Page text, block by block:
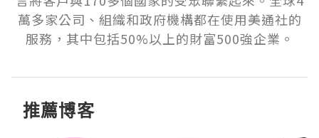
萬多家公司、組織和政府機構都在使用美通社的
服務，其中包括50%以上的財富500強企業。
推薦博客